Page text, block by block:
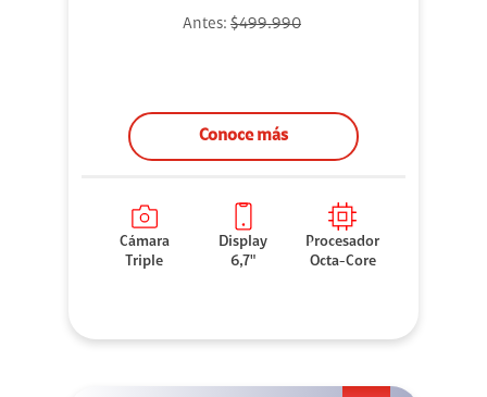
Antes: $499.990
Conoce más
Cámara
Triple
Display
6,7"
Procesador
Octa-Core